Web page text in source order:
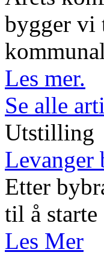
bygger vi
Les mer.
Se alle
Utstilling
Etter
til å starte
Les Mer